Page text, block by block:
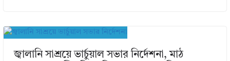
জ্বালানি সাশ্রয়ে ভার্চুয়াল সভার নির্দেশনা, মাঠ